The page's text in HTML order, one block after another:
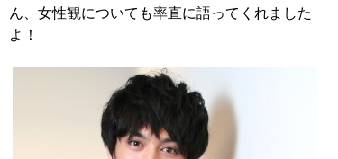
ん、女性観についても率直に語ってくれました
よ！